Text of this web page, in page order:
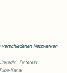
verschiedenen Netzwerken
Pinterest,
Kanal